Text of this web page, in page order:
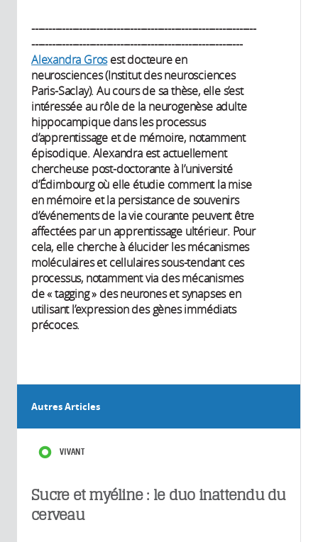
------------------------------------------------------------------
--------------------------------------------------------------
Alexandra Grosest docteure en
neurosciences (Institut des neurosciences
Paris-Saclay). Au cours de sa thèse, elle s’est
intéressée au rôle de la neurogenèse adulte
hippocampique dans les processus
d’apprentissage et de mémoire, notamment
épisodique. Alexandra est actuellement
chercheuse post-doctorante à l’université
d’Édimbourg où elle étudie comment la mise
en mémoire et la persistance de souvenirs
d’événements de la vie courante peuvent être
affectées par un apprentissage ultérieur. Pour
cela, elle cherche à élucider les mécanismes
moléculaires et cellulaires sous-tendant ces
processus, notamment via des mécanismes
de « tagging » des neurones et synapses en
utilisant l’expression des gènes immédiats
précoces.
Autres Articles
VIVANT
Sucre et myéline : le duo inattendu du
cerveau